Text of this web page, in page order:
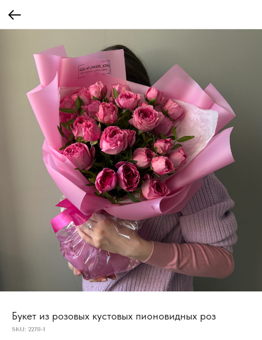
Букет из розовых кустовых пионовидных роз
SKU: 2278-1